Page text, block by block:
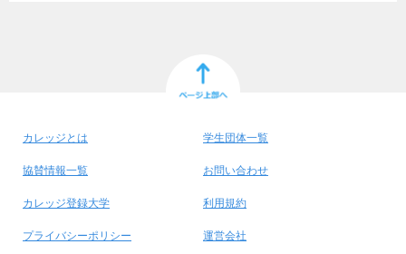
カレッジとは 学生団体一覧
協賛情報一覧 お問い合わせ
カレッジ登録大学 利用規約
プライバシーポリシー 運営会社